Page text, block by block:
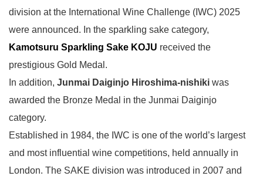
division at the International Wine Challenge (IWC) 2025
were announced. In the sparkling sake category,
Kamotsuru Sparkling Sake KOJU received the
prestigious Gold Medal.
In addition, Junmai Daiginjo Hiroshima-nishiki was
awarded the Bronze Medal in the Junmai Daiginjo
category.
Established in 1984, the IWC is one of the world’s largest
and most influential wine competitions, held annually in
London. The SAKE division was introduced in 2007 and